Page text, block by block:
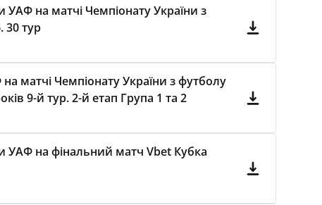
УАФ на матчі Чемпіонату України з
30 тур
матчі Чемпіонату України з футболу
9-й тур. 2-й етап Група 1 та 2
УАФ на фінальний матч Vbet Кубка